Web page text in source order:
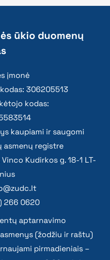
ūkio duomenų
įmonė
306205513
kodas:
kaupiami ir saugomi
asmenų registre
Kudirkos g. 18-1 LT-
266 0620
aptarnavimo
(žodžiu ir raštu)
pirmadieniais –